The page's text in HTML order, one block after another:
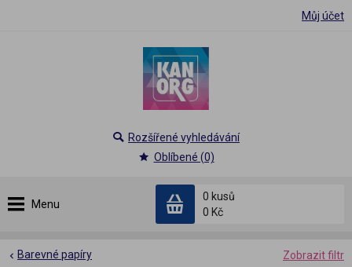
Můj účet
Menu
0 kusů
0 Kč
Rozšířené vyhledávání
Oblíbené (0)
Zobrazit filtr
Barevné papíry